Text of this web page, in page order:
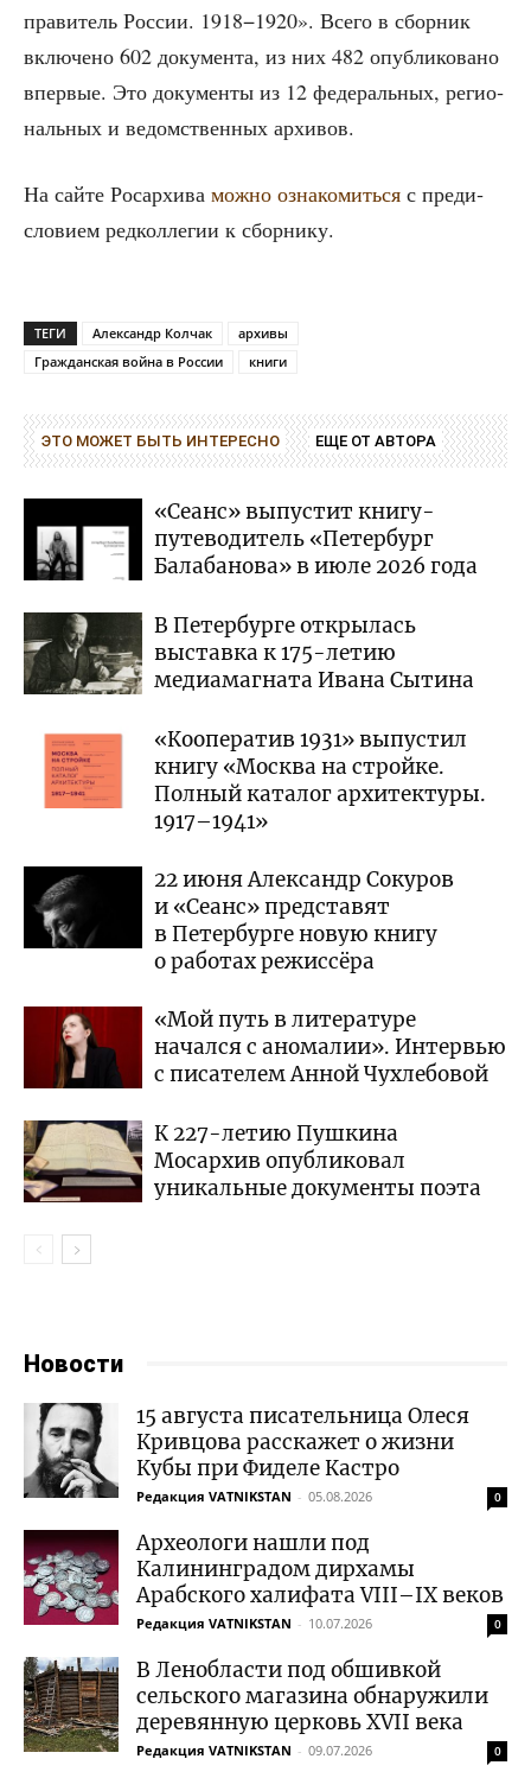
пра­ви­тель Рос­сии. 1918−1920». Все­го в сбор­ник
вклю­че­но 602 доку­мен­та, из них 482 опуб­ли­ко­ва­но
впер­вые. Это доку­мен­ты из 12 феде­раль­ных, реги­о­
наль­ных и ведом­ствен­ных архивов.
На сай­те Росар­хи­ва мож­но озна­ко­мить­ся с пре­ди­
сло­ви­ем ред­кол­ле­гии к сборнику.
ТЕГИ Александр Колчак
архивы
Гражданская война в России
книги
ЭТО МОЖЕТ БЫТЬ ИНТЕРЕСНО ЕЩЕ ОТ АВТОРА
«Сеанс» выпустит книгу-
путеводитель «Петербург
Балабанова» в июле 2026 года
В Петербурге открылась
выставка к 175-летию
медиамагната Ивана Сытина
«Кооператив 1931» выпустил
книгу «Москва на стройке.
Полный каталог архитектуры.
1917–1941»
22 июня Александр Сокуров
и «Сеанс» представят
в Петербурге новую книгу
о работах режиссёра
«Мой путь в литературе
начался с аномалии». Интервью
с писателем Анной Чухлебовой
К 227-летию Пушкина
Мосархив опубликовал
уникальные документы поэта
Новости
15 августа писательница Олеся
Кривцова расскажет о жизни
Кубы при Фиделе Кастро
Редакция VATNIKSTAN - 05.08.2026 0
Археологи нашли под
Калининградом дирхамы
Арабского халифата VIII–IX веков
Редакция VATNIKSTAN - 10.07.2026 0
В Ленобласти под обшивкой
сельского магазина обнаружили
деревянную церковь XVII века
Редакция VATNIKSTAN - 09.07.2026 0